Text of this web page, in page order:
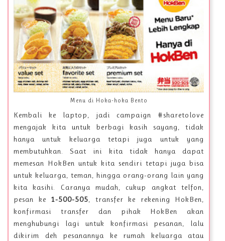
Menu di Hoka-hoka Bento
Kembali ke laptop, jadi campaign #sharetolove
mengajak kita untuk berbagi kasih sayang, tidak
hanya untuk keluarga tetapi juga untuk yang
membutuhkan. Saat ini kita tidak hanya dapat
memesan HokBen untuk kita sendiri tetapi juga bisa
untuk keluarga, teman, hingga orang-orang lain yang
kita kasihi. Caranya mudah, cukup angkat telfon,
pesan ke 1-500-505, transfer ke rekening HokBen,
konfirmasi transfer dan pihak HokBen akan
menghubungi lagi untuk konfirmasi pesanan, lalu
dikirim deh pesanannya ke rumah keluarga atau